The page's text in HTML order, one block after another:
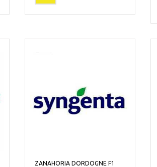
ZANAHORIA DORDOGNE F1